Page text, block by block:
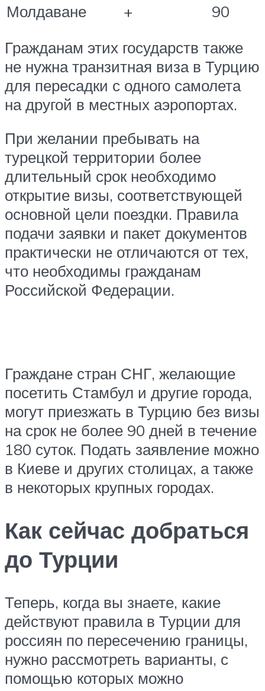
Молдаване
+
90
Гражданам этих государств также
не нужна транзитная виза в Турцию
для пересадки с одного самолета
на другой в местных аэропортах.
При желании пребывать на
турецкой территории более
длительный срок необходимо
открытие визы, соответствующей
основной цели поездки. Правила
подачи заявки и пакет документов
практически не отличаются от тех,
что необходимы гражданам
Российской Федерации.
Граждане стран СНГ, желающие
посетить Стамбул и другие города,
могут приезжать в Турцию без визы
на срок не более 90 дней в течение
180 суток. Подать заявление можно
в Киеве и других столицах, а также
в некоторых крупных городах.
Как сейчас добраться
до Турции
Теперь, когда вы знаете, какие
действуют правила в Турции для
россиян по пересечению границы,
нужно рассмотреть варианты, с
помощью которых можно